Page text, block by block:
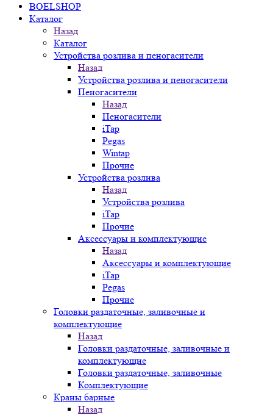
BOELSHOP
Каталог
Назад
Каталог
Устройства розлива и пеногасители
Назад
Устройства розлива и пеногасители
Пеногасители
Назад
Пеногасители
iTap
Pegas
Wintap
Прочие
Устройства розлива
Назад
Устройства розлива
iTap
Прочие
Аксессуары и комплектующие
Назад
Аксессуары и комплектующие
iTap
Pegas
Прочие
Головки раздаточные, заливочные и
комплектующие
Назад
Головки раздаточные, заливочные и
комплектующие
Головки раздаточные, заливочные
Комплектующие
Краны барные
Назад